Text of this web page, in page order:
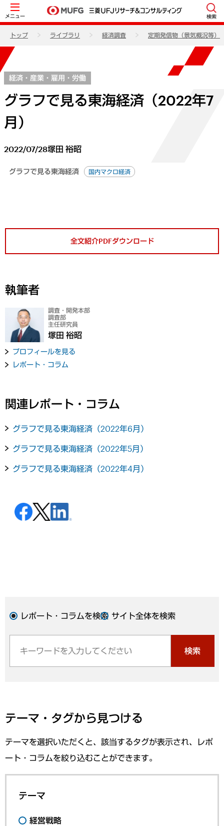
メニュー 検索
トップ ライブラリ 経済調査 定期発信物（景気概況等）
経済・産業・雇用・労働
グラフで見る東海経済（2022年7
月）
2022/07/28塚田 裕昭
グラフで見る東海経済 国内マクロ経済
全文紹介PDFダウンロード
執筆者
調査・開発本部
調査部
主任研究員
塚田 裕昭
プロフィールを見る
レポート・コラム
関連レポート・コラム
グラフで見る東海経済（2022年6月）
グラフで見る東海経済（2022年5月）
グラフで見る東海経済（2022年4月）
レポート・コラムを検索 サイト全体を検索
検索
テーマ・タグから見つける
テーマを選択いただくと、該当するタグが表示され、レポ
ート・コラムを絞り込むことができます。
テーマ
経営戦略